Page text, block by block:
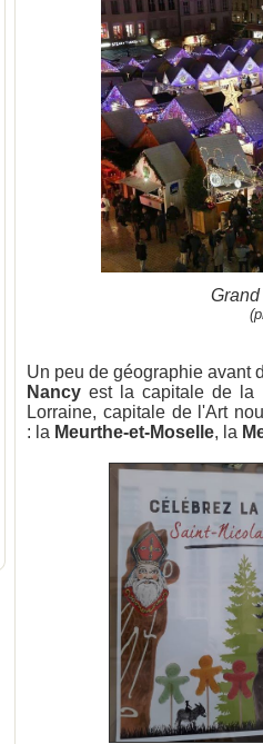
Un peu de géographie avant
Nancy est la capitale de la
Lorraine, capitale de l'Art
: la Meurthe-et-Moselle, la